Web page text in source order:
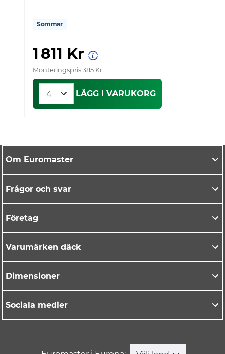
Sommar
1 811 Kr
Monteringspris 385 Kr
LÄGG I VARUKORG
Om Euromaster
Frågor och svar
Företag
Varumärken däck
Dimensioner
Sociala medier